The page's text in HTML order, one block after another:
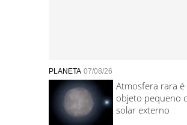
PLANETA 07/08/26
Atmosfera rara é
objeto pequeno
solar externo